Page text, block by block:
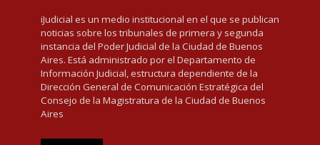
iJudicial es un medio institucional en el que se publican
noticias sobre los tribunales de primera y segunda
instancia del Poder Judicial de la Ciudad de Buenos
Aires. Está administrado por el Departamento de
Información Judicial, estructura dependiente de la
Dirección General de Comunicación Estratégica del
Consejo de la Magistratura de la Ciudad de Buenos
Aires